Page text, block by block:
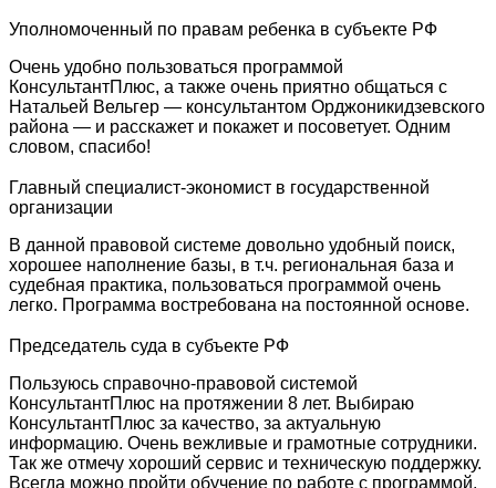
Уполномоченный по правам ребенка в субъекте РФ
Очень удобно пользоваться программой
КонсультантПлюс, а также очень приятно общаться с
Натальей Вельгер — консультантом Орджоникидзевского
района — и расскажет и покажет и посоветует. Одним
словом, спасибо!
Главный специалист-экономист в государственной
организации
В данной правовой системе довольно удобный поиск,
хорошее наполнение базы, в т.ч. региональная база и
судебная практика, пользоваться программой очень
легко. Программа востребована на постоянной основе.
Председатель суда в субъекте РФ
Пользуюсь справочно-правовой системой
КонсультантПлюс на протяжении 8 лет. Выбираю
КонсультантПлюс за качество, за актуальную
информацию. Очень вежливые и грамотные сотрудники.
Так же отмечу хороший сервис и техническую поддержку.
Всегда можно пройти обучение по работе с программой,